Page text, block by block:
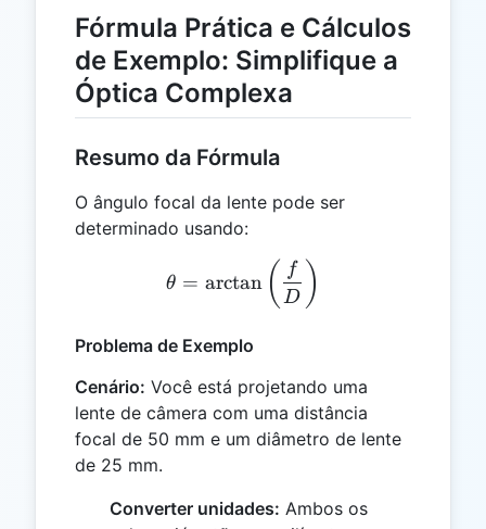
Fórmula Prática e Cálculos
de Exemplo: Simplifique a
Óptica Complexa
Resumo da Fórmula
O ângulo focal da lente pode ser
determinado usando:
θ =
θ = arctan ( D
f )
Problema de Exemplo
Cenário: Você está projetando uma
lente de câmera com uma distância
focal de 50 mm e um diâmetro de lente
de 25 mm.
Converter unidades: Ambos os